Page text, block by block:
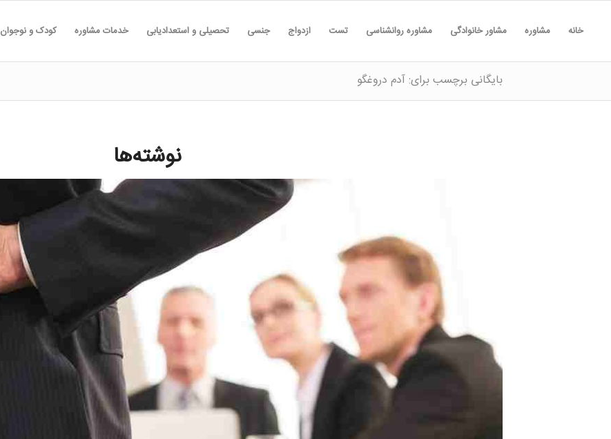
خانه مشاوره مشاور خانوادگی مشاوره روانشناسی تست ازدواج جنسی تحصیلی و استعدادیابی خدمات مشاوره کودک و نوجوان
بایگانی برچسب برای: آدم دروغگو
نوشته‌ها